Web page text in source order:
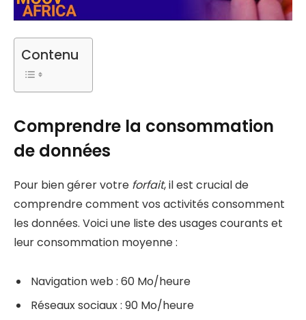
Contenu
Comprendre la consommation
de données
Pour bien gérer votre forfait, il est crucial de
comprendre comment vos activités consomment
les données. Voici une liste des usages courants et
leur consommation moyenne :
Navigation web : 60 Mo/heure
Réseaux sociaux : 90 Mo/heure